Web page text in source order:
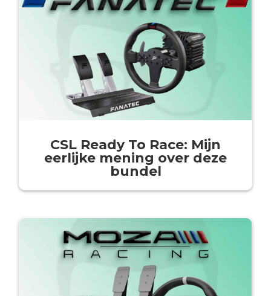
CSL Ready To Race: Mijn
eerlijke mening over deze
bundel